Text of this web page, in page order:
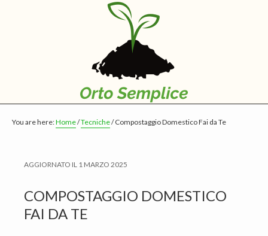
n
o
n
m
r
y
t
r
You are here:Home/Tecniche/Compostaggio Domestico Fai da Te
AGGIORNATO IL 1 MARZO 2025
COMPOSTAGGIO DOMESTICO
FAI DA TE